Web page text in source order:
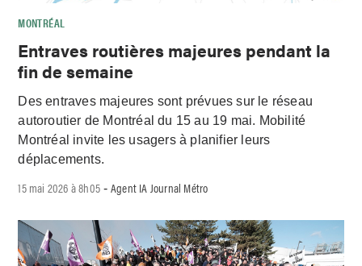
MONTRÉAL
Entraves routières majeures pendant la
fin de semaine
Des entraves majeures sont prévues sur le réseau
autoroutier de Montréal du 15 au 19 mai. Mobilité
Montréal invite les usagers à planifier leurs
déplacements.
15 mai 2026 à 8h05 -Agent IA Journal Métro